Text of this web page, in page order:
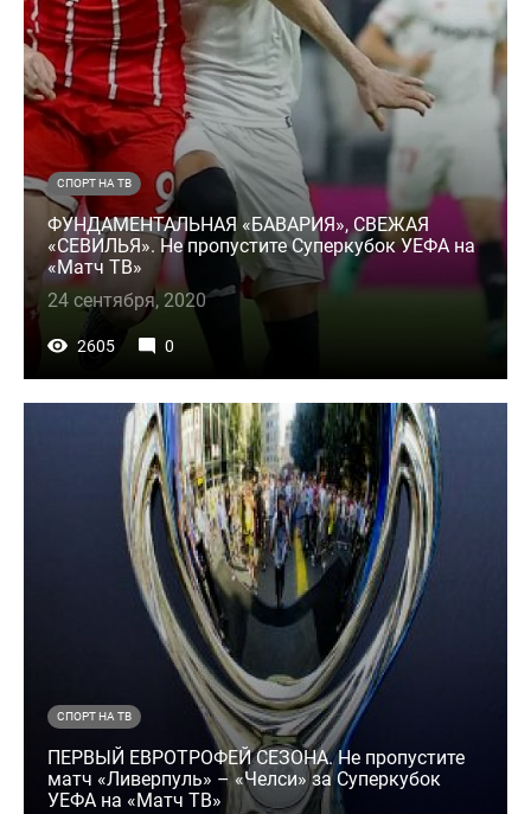
СПОРТ НА ТВ
ФУНДАМЕНТАЛЬНАЯ «БАВАРИЯ», СВЕЖАЯ
«СЕВИЛЬЯ». Не пропустите Суперкубок УЕФА на
«Матч ТВ»
24 сентября, 2020
2605 0
СПОРТ НА ТВ
ПЕРВЫЙ ЕВРОТРОФЕЙ СЕЗОНА. Не пропустите
матч «Ливерпуль» – «Челси» за Суперкубок
УЕФА на «Матч ТВ»